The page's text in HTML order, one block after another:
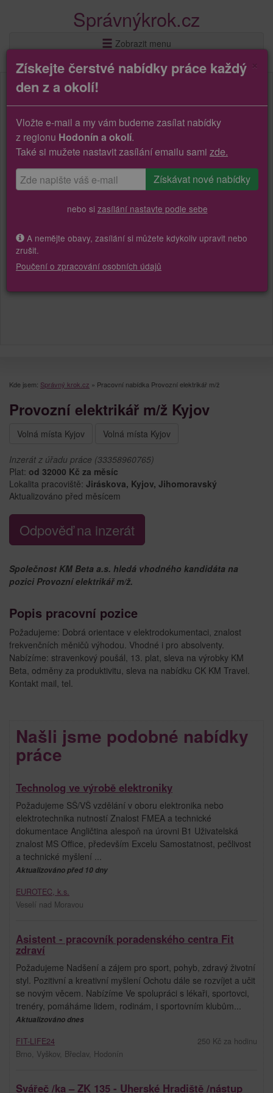
Správnýkrok.cz
Zobrazit menu
Kde jsem: Správný krok.cz » Pracovní nabídka Provozní elektrikář m/ž
Provozní elektrikář m/ž Kyjov
Volná místa Kyjov Volná místa Kyjov
Inzerát z úřadu práce (33358960765)
Plat: od 32000 Kč za měsíc
Lokalita pracoviště: Jiráskova, Kyjov, Jihomoravský
Aktualizováno před měsícem
Odpověď na inzerát
Společnost KM Beta a.s. hledá vhodného kandidáta na
pozici Provozní elektrikář m/ž.
Popis pracovní pozice
Požadujeme: Dobrá orientace v elektrodokumentaci, znalost
frekvenčních měničů výhodou. Vhodné i pro absolventy.
Nabízíme: stravenkový poušál, 13. plat, sleva na výrobky KM
Beta, odměny za produktivitu, sleva na nabídku CK KM Travel.
Kontakt mail, tel.
Našli jsme podobné nabídky
práce
Technolog ve výrobě elektroniky
Požadujeme SŠ/VŠ vzdělání v oboru elektronika nebo
elektrotechnika nutností Znalost FMEA a technické
dokumentace Angličtina alespoň na úrovni B1 Uživatelská
znalost MS Office, především Excelu Samostatnost, pečlivost
a technické myšlení ...
Aktualizováno před 10 dny
EUROTEC, k.s.
Veselí nad Moravou
Asistent - pracovník poradenského centra Fit
zdraví
Požadujeme Nadšení a zájem pro sport, pohyb, zdravý životní
styl. Pozitivní a kreativní myšlení Ochotu dále se rozvíjet a učit
se novým věcem. Nabízíme Ve spolupráci s lékaři, sportovci,
trenéry, pomáháme lidem, rodinám, i sportovním klubům...
Aktualizováno dnes
FIT-LIFE24
Brno, Vyškov, Břeclav, Hodonín
250 Kč za hodinu
Svářeč /ka – ZK 135 - Uherské Hradiště /nástup
Získejte čerstvé nabídky práce každý
den z a okolí!
Vložte e-mail a my vám budeme zasílat nabídky
z regionu Hodonín a okolí.
Také si mužete nastavit zasílání emailu sami zde.
nebo si zasílání nastavte podle sebe
A nemějte obavy, zasílání si můžete kdykoliv upravit nebo
zrušit.
Poučení o zpracování osobních údajů